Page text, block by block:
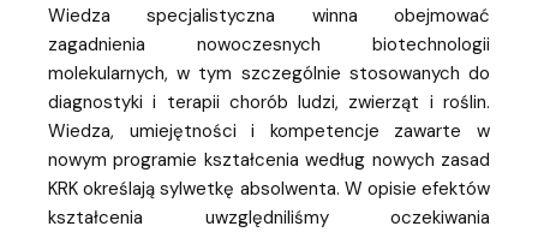
Wiedza specjalistyczna winna obejmować
zagadnienia nowoczesnych biotechnologii
molekularnych, w tym szczególnie stosowanych do
diagnostyki i terapii chorób ludzi, zwierząt i roślin.
Wiedza, umiejętności i kompetencje zawarte w
nowym programie kształcenia według nowych zasad
KRK określają sylwetkę absolwenta. W opisie efektów
kształcenia uwzględniliśmy oczekiwania